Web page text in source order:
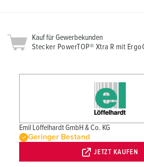
Kauf für Gewerbekunden
Stecker PowerTOP® Xtra R mit
Emil Löffelhardt GmbH & Co. KG
Geringer Bestand
JETZT KAUFEN